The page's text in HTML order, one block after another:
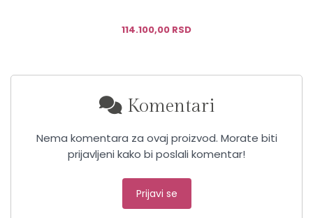
Komentari
Nema komentara za ovaj proizvod. Morate biti
prijavljeni kako bi poslali komentar!
Prijavi se